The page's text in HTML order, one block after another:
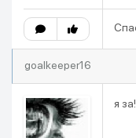
goalkeeper16
я за!